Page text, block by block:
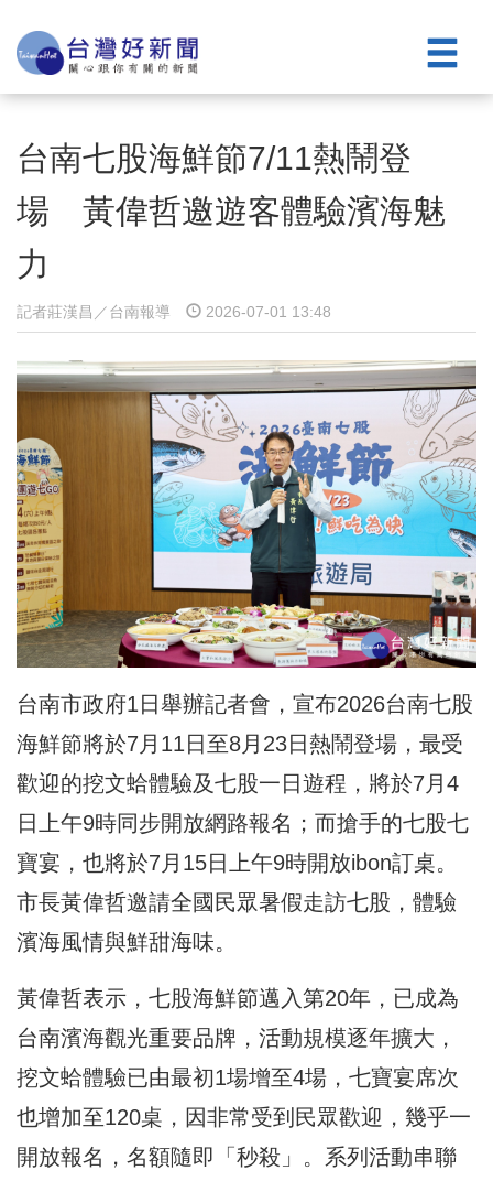
台南七股海鮮節7/11熱鬧登
場 黃偉哲邀遊客體驗濱海魅
力
記者莊漢昌／台南報導 2026-07-01 13:48
台南市政府1日舉辦記者會，宣布2026台南七股
海鮮節將於7月11日至8月23日熱鬧登場，最受
歡迎的挖文蛤體驗及七股一日遊程，將於7月4
日上午9時同步開放網路報名；而搶手的七股七
寶宴，也將於7月15日上午9時開放ibon訂桌。
市長黃偉哲邀請全國民眾暑假走訪七股，體驗
濱海風情與鮮甜海味。
黃偉哲表示，七股海鮮節邁入第20年，已成為
台南濱海觀光重要品牌，活動規模逐年擴大，
挖文蛤體驗已由最初1場增至4場，七寶宴席次
也增加至120桌，因非常受到民眾歡迎，幾乎一
開放報名，名額隨即「秒殺」。系列活動串聯